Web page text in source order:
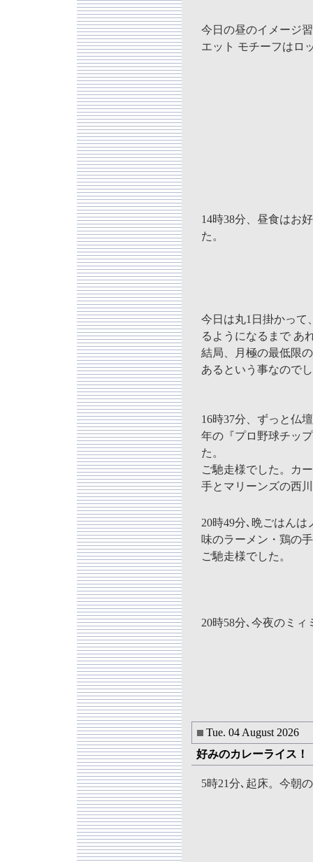
今日の昼のイメージ
エット モチーフはロ
14時38分、昼食はお
た。
今日は丸1日掛かって
るようになるまで あ
結局、月極の最低限
あるという事なので
16時37分、ずっと仏
年の『プロ野球チッ
た。
ご馳走様でした。カ
手とマリーンズの西
20時49分､晩ごはん
味のラーメン・鶏の
ご馳走様でした。
20時58分､今夜のミィ
Tue. 04 August 2026
好みのカレーライス！
5時21分､起床。今朝